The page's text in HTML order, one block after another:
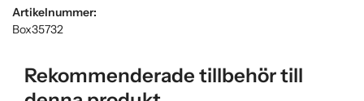
Artikelnummer:
Box35732
Rekommenderade tillbehör till